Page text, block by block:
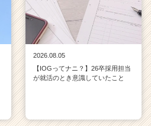
2026.08.05
【IOGってナニ？】26卒採用担当
が就活のとき意識していたこと